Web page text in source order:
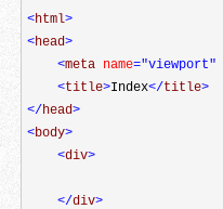
<html>
<head>
<meta name="viewport"
<title>Index</title>
</head>
<body>
<div>
</div>